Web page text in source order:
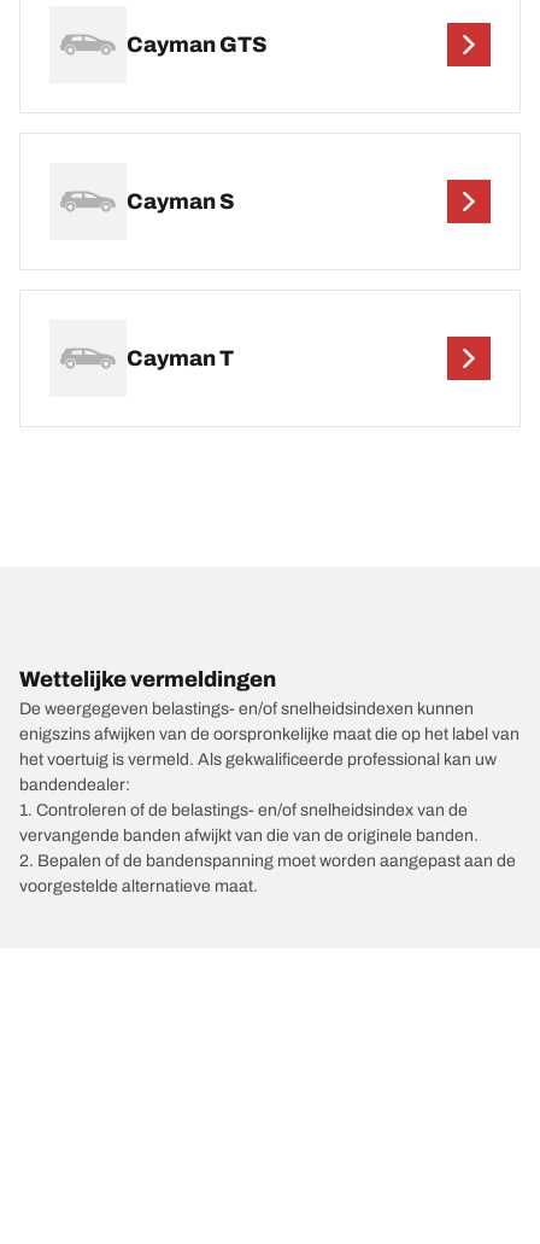
Cayman GTS
Cayman S
Cayman T
Wettelijke vermeldingen
De weergegeven belastings- en/of snelheidsindexen kunnen
enigszins afwijken van de oorspronkelijke maat die op het label van
het voertuig is vermeld. Als gekwalificeerde professional kan uw
bandendealer:
1. Controleren of de belastings- en/of snelheidsindex van de
vervangende banden afwijkt van die van de originele banden.
2. Bepalen of de bandenspanning moet worden aangepast aan de
voorgestelde alternatieve maat.